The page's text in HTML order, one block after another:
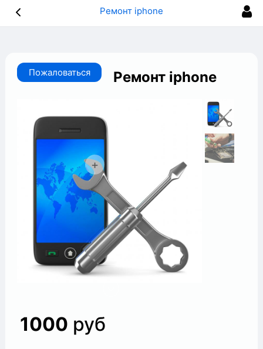
Ремонт iphone
Пожаловаться Ремонт iphone
+
1000 руб